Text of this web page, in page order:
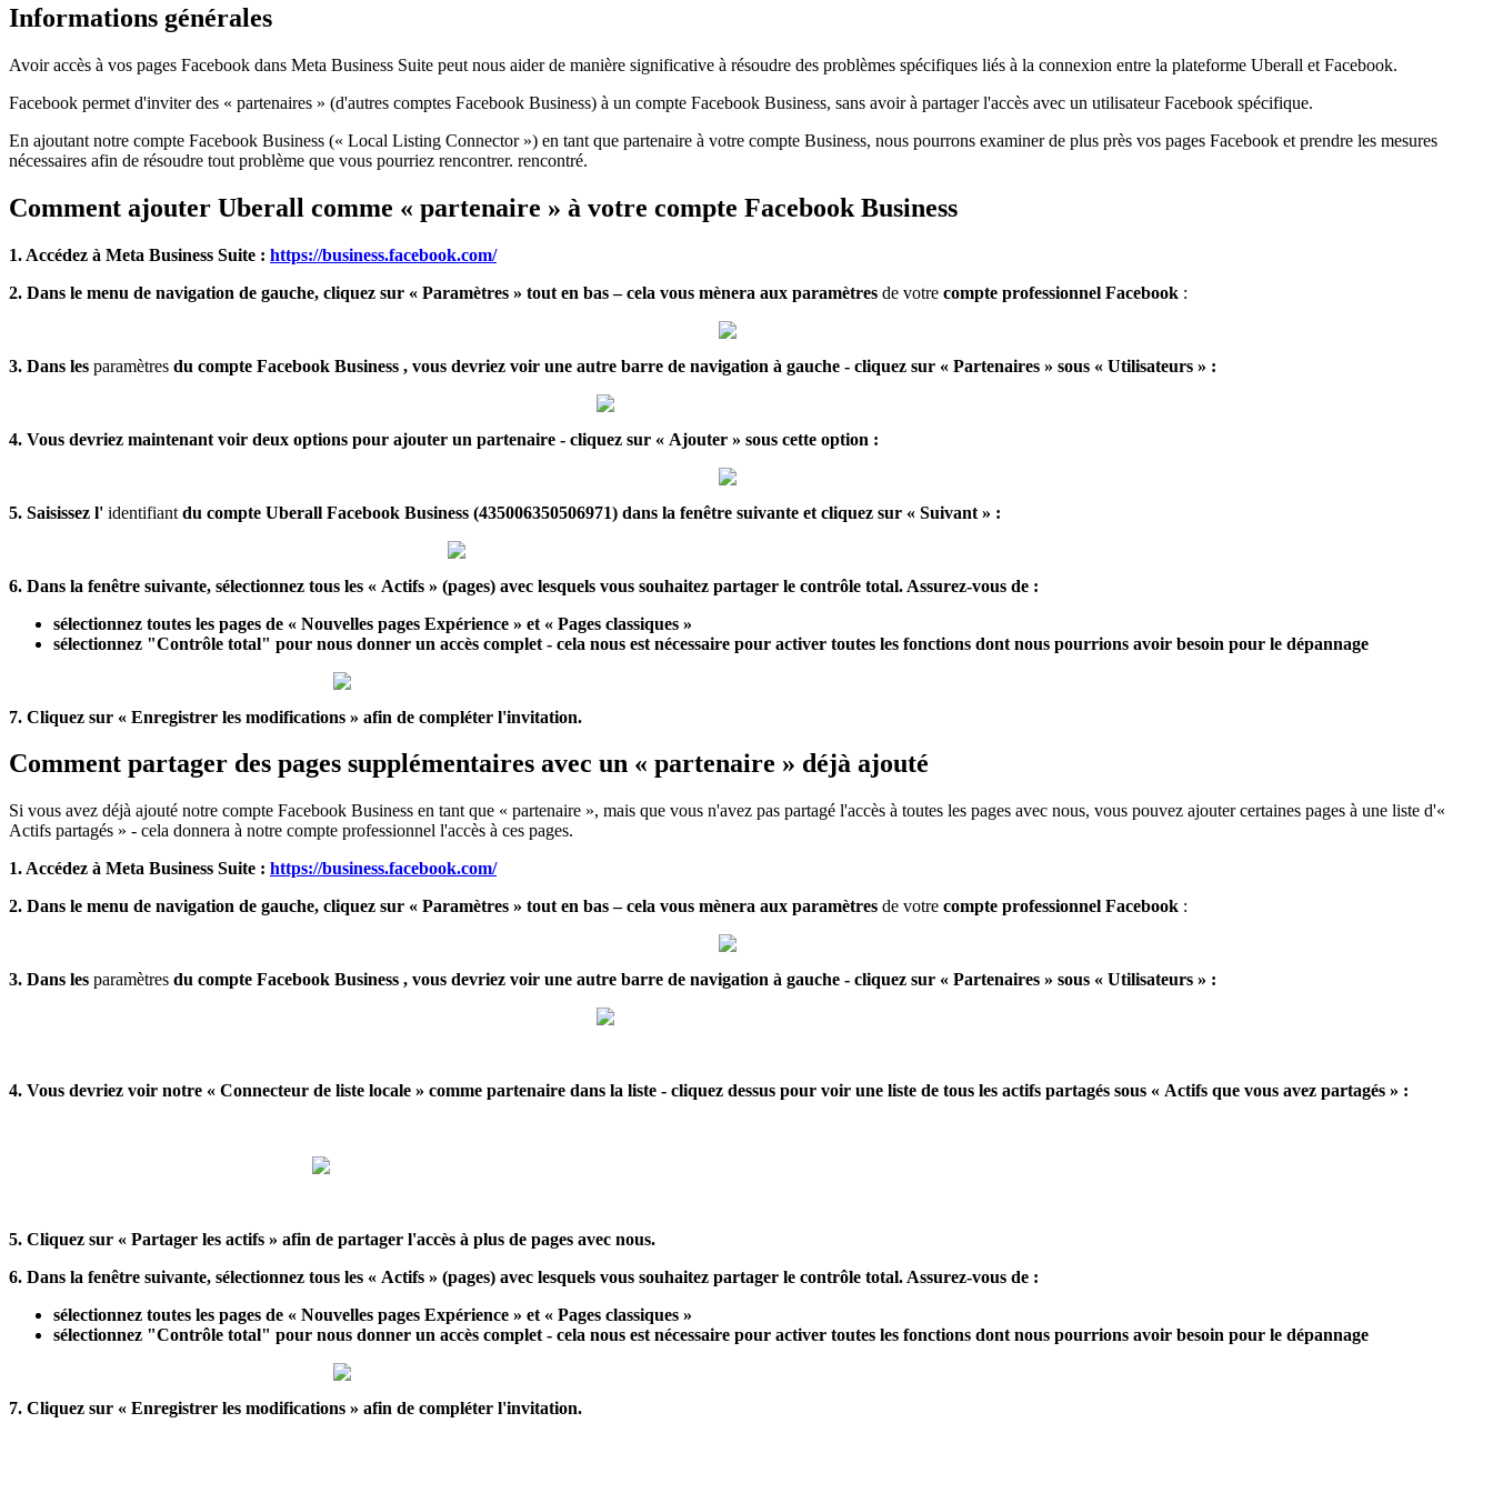
Informations générales
Avoir accès à vos pages Facebook dans Meta Business Suite peut nous aider de manière significative à résoudre des problèmes spécifiques liés à la connexion entre la plateforme Uberall et Facebook.
Facebook permet d'inviter des « partenaires » (d'autres comptes Facebook Business) à un compte Facebook Business, sans avoir à partager l'accès avec un utilisateur Facebook spécifique.
En ajoutant notre compte Facebook Business (« Local Listing Connector ») en tant que partenaire à votre compte Business, nous pourrons examiner de plus près vos pages Facebook et prendre les mesures
nécessaires afin de résoudre tout problème que vous pourriez rencontrer. rencontré.
Comment ajouter Uberall comme « partenaire » à votre compte Facebook Business
1. Accédez à Meta Business Suite : https://business.facebook.com/
2. Dans le menu de navigation de gauche, cliquez sur « Paramètres » tout en bas – cela vous mènera aux paramètres de votre compte professionnel Facebook :
3. Dans les paramètres du compte Facebook Business , vous devriez voir une autre barre de navigation à gauche - cliquez sur « Partenaires » sous « Utilisateurs » :
4. Vous devriez maintenant voir deux options pour ajouter un partenaire - cliquez sur « Ajouter » sous cette option :
5. Saisissez l' identifiant du compte Uberall Facebook Business (435006350506971) dans la fenêtre suivante et cliquez sur « Suivant » :
6. Dans la fenêtre suivante, sélectionnez tous les « Actifs » (pages) avec lesquels vous souhaitez partager le contrôle total. Assurez-vous de :
sélectionnez toutes les pages de « Nouvelles pages Expérience » et « Pages classiques »
sélectionnez "Contrôle total" pour nous donner un accès complet - cela nous est nécessaire pour activer toutes les fonctions dont nous pourrions avoir besoin pour le dépannage
7. Cliquez sur « Enregistrer les modifications » afin de compléter l'invitation.
Comment partager des pages supplémentaires avec un « partenaire » déjà ajouté
Si vous avez déjà ajouté notre compte Facebook Business en tant que « partenaire », mais que vous n'avez pas partagé l'accès à toutes les pages avec nous, vous pouvez ajouter certaines pages à une liste d'«
Actifs partagés » - cela donnera à notre compte professionnel l'accès à ces pages.
1. Accédez à Meta Business Suite : https://business.facebook.com/
2. Dans le menu de navigation de gauche, cliquez sur « Paramètres » tout en bas – cela vous mènera aux paramètres de votre compte professionnel Facebook :
3. Dans les paramètres du compte Facebook Business , vous devriez voir une autre barre de navigation à gauche - cliquez sur « Partenaires » sous « Utilisateurs » :
4. Vous devriez voir notre « Connecteur de liste locale » comme partenaire dans la liste - cliquez dessus pour voir une liste de tous les actifs partagés sous « Actifs que vous avez partagés » :
5. Cliquez sur « Partager les actifs » afin de partager l'accès à plus de pages avec nous.
6. Dans la fenêtre suivante, sélectionnez tous les « Actifs » (pages) avec lesquels vous souhaitez partager le contrôle total. Assurez-vous de :
sélectionnez toutes les pages de « Nouvelles pages Expérience » et « Pages classiques »
sélectionnez "Contrôle total" pour nous donner un accès complet - cela nous est nécessaire pour activer toutes les fonctions dont nous pourrions avoir besoin pour le dépannage
7. Cliquez sur « Enregistrer les modifications » afin de compléter l'invitation.